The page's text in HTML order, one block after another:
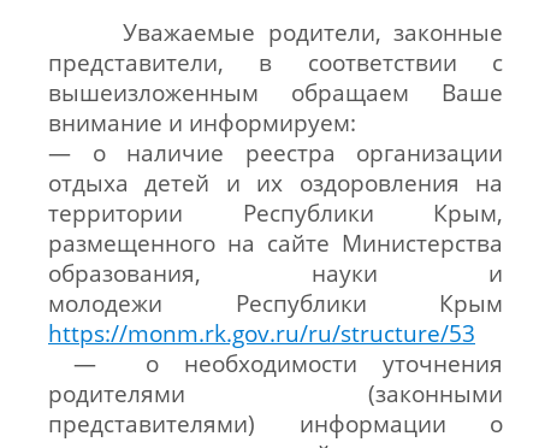
Уважаемые родители, законные
представители, в соответствии с
вышеизложенным обращаем Ваше
внимание и информируем:
— о наличие реестра организации
отдыха детей и их оздоровления на
территории Республики Крым,
размещенного на сайте Министерства
образования, науки и
молодежи Республики Крым
https://monm.rk.gov.ru/ru/structure/53
— о необходимости уточнения
родителями (законными
представителями) информации о